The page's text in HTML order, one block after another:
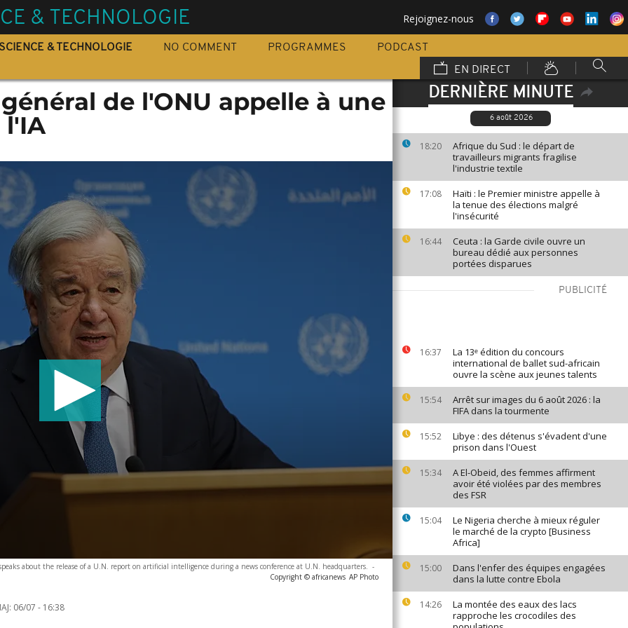
& TECHNOLOGIE Rejoignez-nous
SCIENCE & TECHNOLOGIE NO COMMENT PROGRAMMES
PODCAST
EN DIRECT
DERNIÈRE MINUTE
6 août 2026
18:20
Afrique du Sud : le départ de
travailleurs migrants fragilise
l'industrie textile
17:08
Haïti : le Premier ministre appelle à
la tenue des élections malgré
l'insécurité
16:44
Ceuta : la Garde civile ouvre un
bureau dédié aux personnes
portées disparues
PUBLICITÉ
16:37
La 13ᵉ édition du concours
international de ballet sud-africain
ouvre la scène aux jeunes talents
15:54
Arrêt sur images du 6 août 2026 : la
FIFA dans la tourmente
15:52
Libye : des détenus s'évadent d'une
prison dans l'Ouest
15:34
A El-Obeid, des femmes affirment
avoir été violées par des membres
des FSR
15:04
Le Nigeria cherche à mieux réguler
le marché de la crypto [Business
Africa]
15:00
Dans l'enfer des équipes engagées
dans la lutte contre Ebola
14:26
La montée des eaux des lacs
rapproche les crocodiles des
de l'ONU appelle à une
l'IA
about the release of a U.N. report on artificial intelligence during a news conference at U.N. headquarters. -
Copyright © africanews AP Photo
06/07 - 16:38